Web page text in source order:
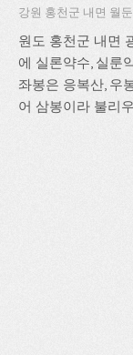
강원 홍천군 내면 월
원도 홍천군 내면
에 실론약수, 실룬
좌봉은 응복산, 우
어 삼봉이라 불리